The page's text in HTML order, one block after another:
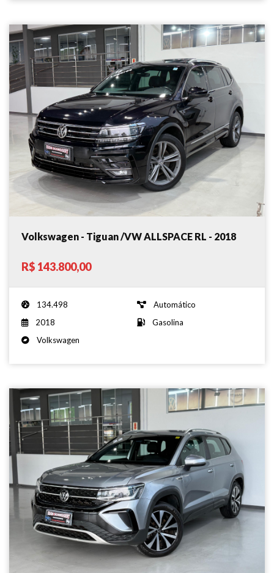
Volkswagen - Tiguan /VW ALLSPACE RL - 2018
R$ 143.800,00
134.498
Automático
2018
Gasolina
Volkswagen